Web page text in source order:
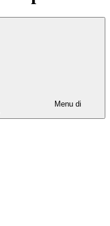
Menu di